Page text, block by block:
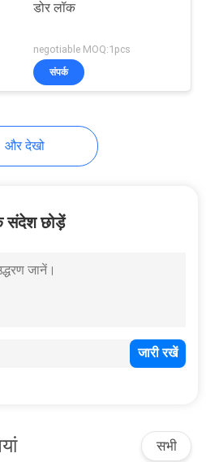
डोर लॉक
negotiable MOQ:1pcs
संपर्क
और देखो
संदेश छोड़ें
सभी